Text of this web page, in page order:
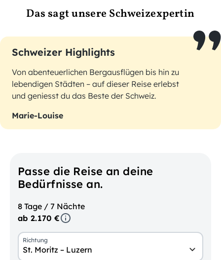
Das sagt unsere Schweizexpertin
Schweizer Highlights
Von abenteuerlichen Bergausflügen bis hin zu
lebendigen Städten – auf dieser Reise erlebst
und geniesst du das Beste der Schweiz.
Marie-Louise
Passe die Reise an deine
Bedürfnisse an.
8 Tage / 7 Nächte
ab 2.170 €
Richtung
St. Moritz – Luzern